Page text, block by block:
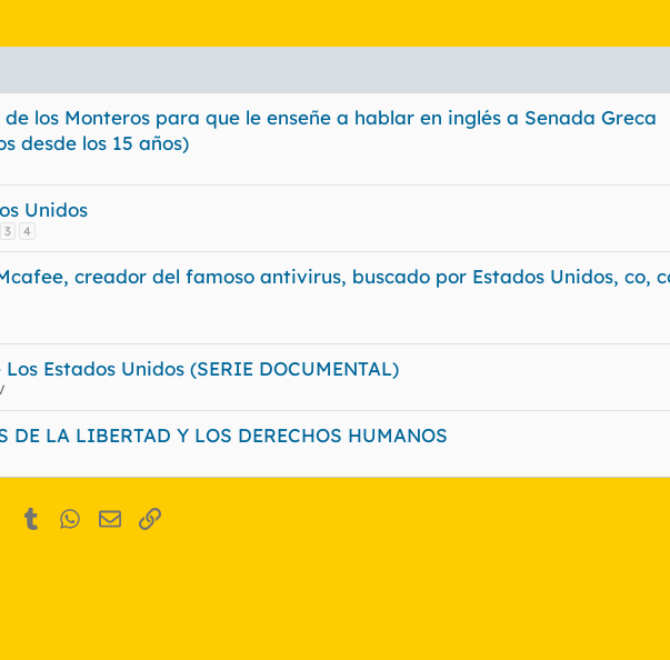
los Monteros para que le enseñe a hablar en inglés a Senada Greca
desde los 15 años)
Unidos
3 4
creador del famoso antivirus, buscado por Estados Unidos, co,
Estados Unidos (SERIE DOCUMENTAL)
DE LA LIBERTAD Y LOS DERECHOS HUMANOS
Pinterest
Tumblr WhatsApp
EmailEnlace